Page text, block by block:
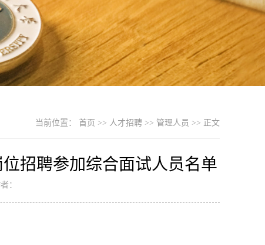
当前位置： 首页 >> 人才招聘 >> 管理人员 >> 正文
招聘参加综合面试人员名单
：